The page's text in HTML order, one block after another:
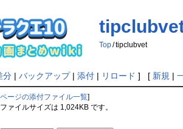
Top /tipclubvet
分| バックアップ| 添付| リロード ] [ 新規 |
ージの添付ファイル一覧
ァイルサイズは 1,024KB です。